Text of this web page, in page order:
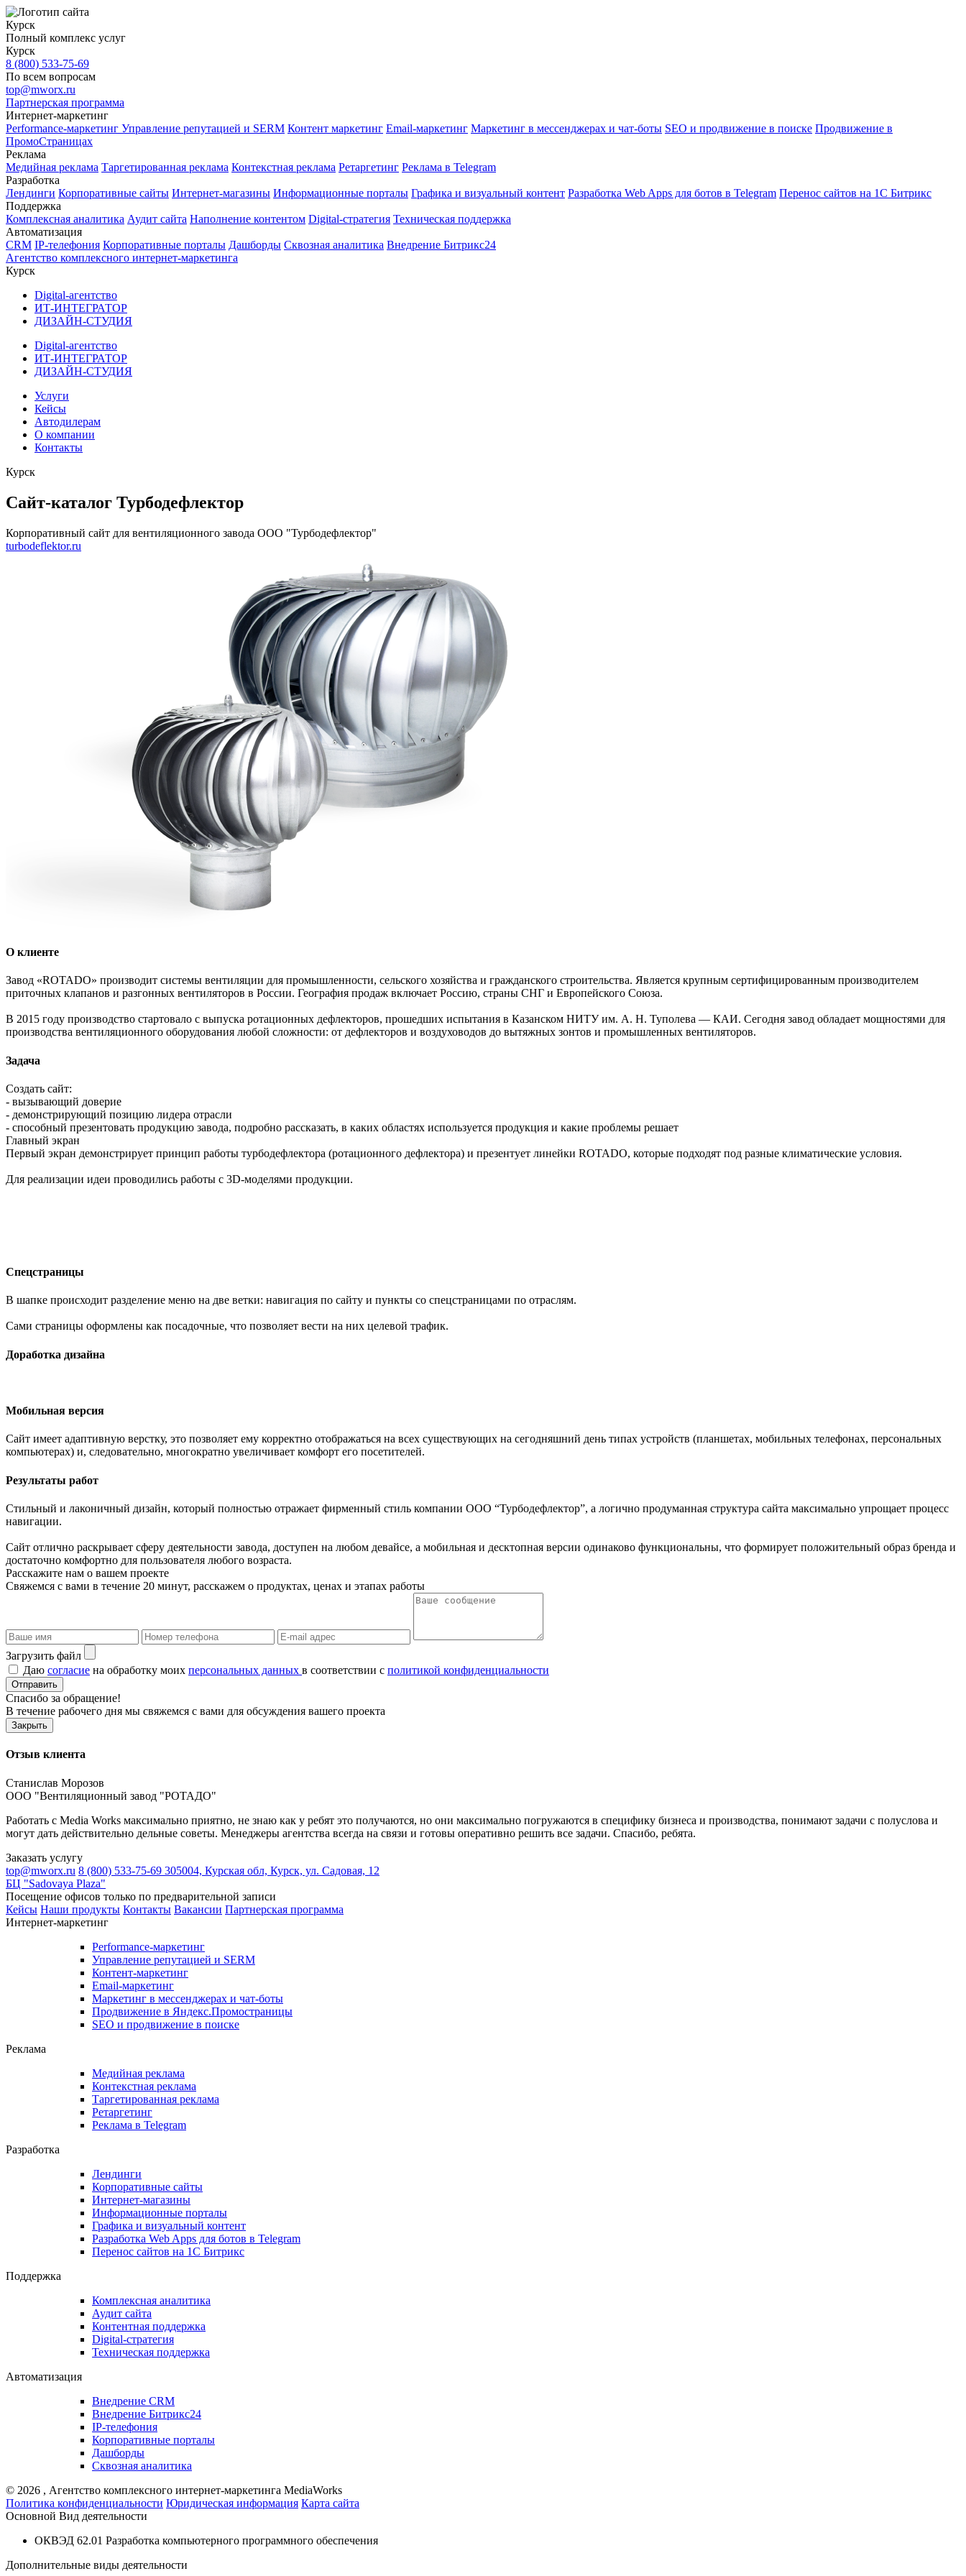
Курск
Полный комплекс услуг
Курск
8 (800) 533-75-69
По всем вопросам
top@mworx.ru
Партнерская программа
Интернет-маркетинг
Performance-маркетинг Управление репутацией и SERM Контент маркетинг Email-маркетинг Маркетинг в мессенджерах и чат-боты SEO и продвижение в поиске Продвижение в
ПромоСтраницах
Реклама
Медийная реклама Таргетированная реклама Контекстная реклама Ретаргетинг Реклама в Telegram
Разработка
Лендинги Корпоративные сайты Интернет-магазины Информационные порталы Графика и визуальный контент Разработка Web Apps для ботов в Telegram Перенос сайтов на 1С Битрикс
Поддержка
Комплексная аналитика Аудит сайта Наполнение контентом Digital-стратегия Техническая поддержка
Автоматизация
CRM IP-телефония Корпоративные порталы Дашборды Сквозная аналитика Внедрение Битрикс24
Агентство комплексного интернет-маркетинга
Курск
Digital-агентство
ИТ-ИНТЕГРАТОР
ДИЗАЙН-СТУДИЯ
Digital-агентство
ИТ-ИНТЕГРАТОР
ДИЗАЙН-СТУДИЯ
Услуги
Кейсы
Автодилерам
О компании
Контакты
Курск
Сайт-каталог Турбодефлектор
Корпоративный сайт для вентиляционного завода ООО "Турбодефлектор"
turbodeflektor.ru
О клиенте
Завод «ROTADO» производит системы вентиляции для промышленности, сельского хозяйства и гражданского строительства. Является крупным сертифицированным производителем
приточных клапанов и разгонных вентиляторов в России. География продаж включает Россию, страны СНГ и Европейского Союза.
В 2015 году производство стартовало с выпуска ротационных дефлекторов, прошедших испытания в Казанском НИТУ им. А. Н. Туполева — КАИ. Сегодня завод обладает мощностями для
производства вентиляционного оборудования любой сложности: от дефлекторов и воздуховодов до вытяжных зонтов и промышленных вентиляторов.
Задача
Создать сайт:
- вызывающий доверие
- демонстрирующий позицию лидера отрасли
- способный презентовать продукцию завода, подробно рассказать, в каких областях используется продукция и какие проблемы решает
Главный экран
Первый экран демонстрирует принцип работы турбодефлектора (ротационного дефлектора) и презентует линейки ROTADO, которые подходят под разные климатические условия.
Для реализации идеи проводились работы с 3D-моделями продукции.
Спецстраницы
В шапке происходит разделение меню на две ветки: навигация по сайту и пункты со спецстраницами по отраслям.
Сами страницы оформлены как посадочные, что позволяет вести на них целевой трафик.
Доработка дизайна
Мобильная версия
Сайт имеет адаптивную верстку, это позволяет ему корректно отображаться на всех существующих на сегодняшний день типах устройств (планшетах, мобильных телефонах, персональных
компьютерах) и, следовательно, многократно увеличивает комфорт его посетителей.
Результаты работ
Стильный и лаконичный дизайн, который полностью отражает фирменный стиль компании ООО “Турбодефлектор”, а логично продуманная структура сайта максимально упрощает процесс
навигации.
Сайт отлично раскрывает сферу деятельности завода, доступен на любом девайсе, а мобильная и десктопная версии одинаково функциональны, что формирует положительный образ бренда и
достаточно комфортно для пользователя любого возраста.
Расскажите нам о вашем проекте
Свяжемся с вами в течение 20 минут, расскажем о продуктах, ценах и этапах работы
Загрузить файл
Даю согласие на обработку моих персональных данных в соответствии с политикой конфиденциальности
Отправить
Спасибо за обращение!
В течение рабочего дня мы свяжемся с вами для обсуждения вашего проекта
Закрыть
Отзыв клиента
Станислав Морозов
ООО "Вентиляционный завод "РОТАДО"
Работать с Media Works максимально приятно, не знаю как у ребят это получаются, но они максимально погружаются в специфику бизнеса и производства, понимают задачи с полуслова и
могут дать действительно дельные советы. Менеджеры агентства всегда на связи и готовы оперативно решить все задачи. Спасибо, ребята.
Заказать услугу
top@mworx.ru 8 (800) 533-75-69 305004, Курская обл, Курск, ул. Садовая, 12
БЦ "Sadovaya Plaza"
Посещение офисов только по предварительной записи
Кейсы Наши продукты Контакты Вакансии Партнерская программа
Интернет-маркетинг
Performance-маркетинг
Управление репутацией и SERM
Контент-маркетинг
Email-маркетинг
Маркетинг в мессенджерах и чат-боты
Продвижение в Яндекс.Промостраницы
SEO и продвижение в поиске
Реклама
Медийная реклама
Контекстная реклама
Таргетированная реклама
Ретаргетинг
Реклама в Telegram
Разработка
Лендинги
Корпоративные сайты
Интернет-магазины
Информационные порталы
Графика и визуальный контент
Разработка Web Apps для ботов в Telegram
Перенос сайтов на 1С Битрикс
Поддержка
Комплексная аналитика
Аудит сайта
Контентная поддержка
Digital-стратегия
Техническая поддержка
Автоматизация
Внедрение CRM
Внедрение Битрикс24
IP-телефония
Корпоративные порталы
Дашборды
Сквозная аналитика
© 2026 , Агентство комплексного интернет-маркетинга MediaWorks
Политика конфиденциальности Юридическая информация Карта сайта
Основной Вид деятельности
ОКВЭД 62.01 Разработка компьютерного программного обеспечения
Дополнительные виды деятельности